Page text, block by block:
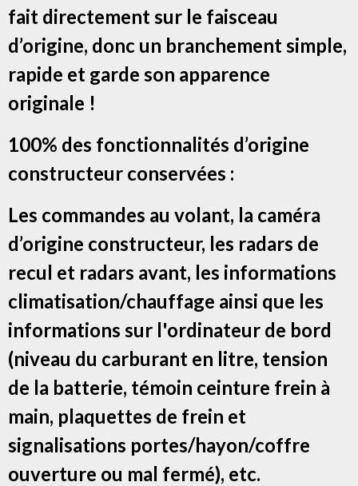
fait directement sur le faisceau
d’origine, donc un branchement simple,
rapide et garde son apparence
originale !
100% des fonctionnalités d’origine
constructeur conservées :
Les commandes au volant, la caméra
d’origine constructeur, les radars de
recul et radars avant, les informations
climatisation/chauffage ainsi que les
informations sur l'ordinateur de bord
(niveau du carburant en litre, tension
de la batterie, témoin ceinture frein à
main, plaquettes de frein et
signalisations portes/hayon/coffre
ouverture ou mal fermé), etc.